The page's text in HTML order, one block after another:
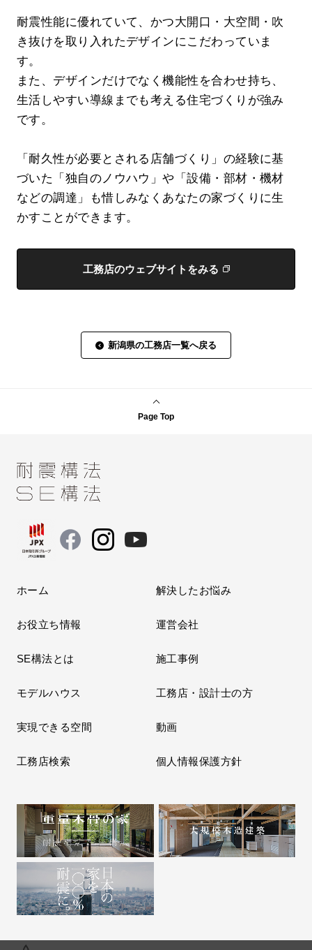
耐震性能に優れていて、かつ大開口・大空間・吹
き抜けを取り入れたデザインにこだわっていま
す。
また、デザインだけでなく機能性を合わせ持ち、
生活しやすい導線までも考える住宅づくりが強み
です。
「耐久性が必要とされる店舗づくり」の経験に基
づいた「独自のノウハウ」や「設備・部材・機材
などの調達」も惜しみなくあなたの家づくりに生
かすことができます。
工務店のウェブサイトをみる
新潟県の工務店一覧へ戻る
Page Top
ホーム 解決したお悩み
お役立ち情報 運営会社
SE構法とは 施工事例
モデルハウス 工務店・設計士の方
実現できる空間 動画
工務店検索 個人情報保護方針